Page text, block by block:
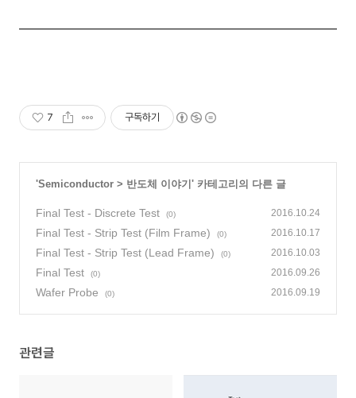
7 구독하기
'Semiconductor > 반도체 이야기' 카테고리의 다른 글
Final Test - Discrete Test (0) 2016.10.24
Final Test - Strip Test (Film Frame) (0) 2016.10.17
Final Test - Strip Test (Lead Frame) (0) 2016.10.03
Final Test (0) 2016.09.26
Wafer Probe (0) 2016.09.19
관련글